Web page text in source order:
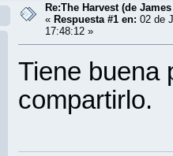
Re:The Harvest (de
« Respuesta #1 en: 02 de
17:48:12 »
Tiene buena
compartirlo.